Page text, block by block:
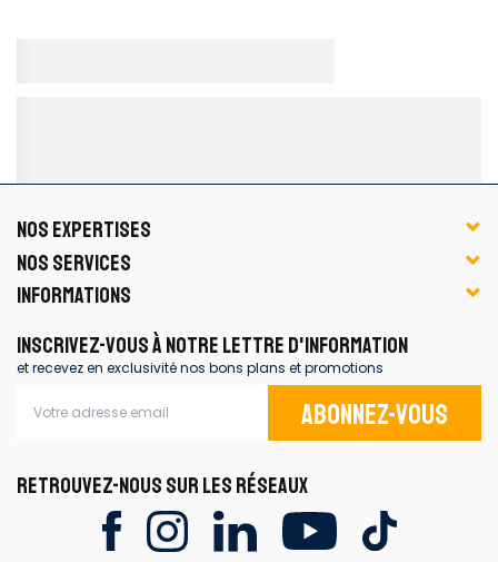
NOS EXPERTISES
NOS SERVICES
INFORMATIONS
INSCRIVEZ-VOUS À NOTRE LETTRE D'INFORMATION
et recevez en exclusivité nos bons plans et promotions
Abonnez-vous
RETROUVEZ-NOUS SUR LES RÉSEAUX